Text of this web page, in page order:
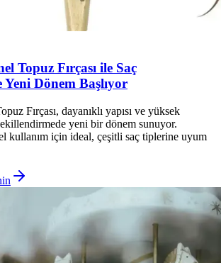
Topuz Fırçası ile Saç
Dönem Başlıyor
Fırçası, dayanıklı yapısı ve yüksek
yeni bir dönem sunuyor.
kullanım için ideal, çeşitli saç tiplerine uyum